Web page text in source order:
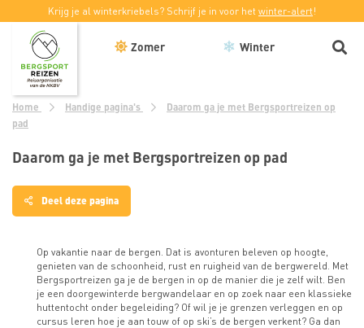
Krijg je al winterkriebels? Schrijf je in voor het winter-alert!
Zomer Winter
Home Handige pagina's
Daarom ga je met Bergsportreizen op
pad
Daarom ga je met Bergsportreizen op pad
Deel deze pagina
Delen
Facebook
Op vakantie naar de bergen. Dat is avonturen beleven op hoogte,
genieten van de schoonheid, rust en ruigheid van de bergwereld. Met
Bergsportreizen ga je de bergen in op de manier die je zelf wilt. Ben
je een doorgewinterde bergwandelaar en op zoek naar een klassieke
huttentocht onder begeleiding? Of wil je je grenzen verleggen en op
cursus leren hoe je aan touw of op ski’s de bergen verkent? Ga dan